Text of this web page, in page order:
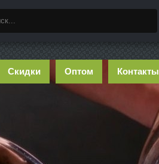
Скидки Оптом Контакты